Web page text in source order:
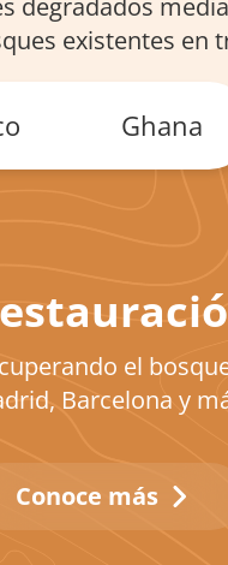
degradados
existentes en
Ghana
el
Barcelona y
Conoce más